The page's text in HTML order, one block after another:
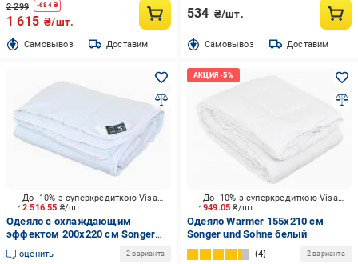
2 299 -684₴
1 615 ₴/шт.
Cамовывоз Доставим
534 ₴/шт.
Cамовывоз Доставим
2 516.55 ₴/шт.
До -10% з суперкредиткою Visa Вигода
Одеяло с охлаждающим
эффектом 200x220 см Songer
und Sohne белыйбело-голубой
оценить 2 варианта
949.05₴/шт.
До -10% з суперкредиткою Visa Вигода
Одеяло Warmer 155x210 см
Songer und Sohne белый
4 2 варианта